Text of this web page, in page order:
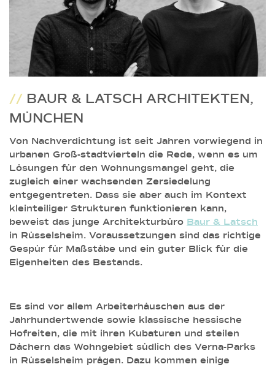
// BAUR & LATSCH ARCHITEKTEN,
MÜNCHEN
Von Nachverdichtung ist seit Jahren vorwiegend in
urbanen Groß-stadtvierteln die Rede, wenn es um
Lösungen für den Wohnungsmangel geht, die
zugleich einer wachsenden Zersiedelung
entgegentreten. Dass sie aber auch im Kontext
kleinteiliger Strukturen funktionieren kann,
beweist das junge Architekturbüro Baur & Latsch
in Rüsselsheim. Voraussetzungen sind das richtige
Gespür für Maßstäbe und ein guter Blick für die
Eigenheiten des Bestands.
Es sind vor allem Arbeiterhäuschen aus der
Jahrhundertwende sowie klassische hessische
Hofreiten, die mit ihren Kubaturen und steilen
Dächern das Wohngebiet südlich des Verna-Parks
in Rüsselsheim prägen. Dazu kommen einige